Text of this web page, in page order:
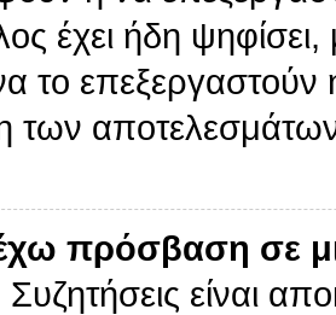
έχει ήδη ψηφίσει,
το επεξεργαστούν
των
έχω πρόσβαση σε
είναι